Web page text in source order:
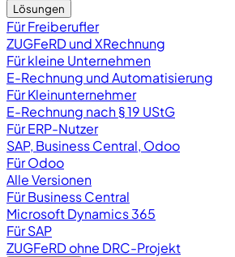
Lösungen
Für Freiberufler
ZUGFeRD und XRechnung
Für kleine Unternehmen
E-Rechnung und Automatisierung
Für Kleinunternehmer
E-Rechnung nach § 19 UStG
Für ERP-Nutzer
SAP, Business Central, Odoo
Für Odoo
Alle Versionen
Für Business Central
Microsoft Dynamics 365
Für SAP
ZUGFeRD ohne DRC-Projekt